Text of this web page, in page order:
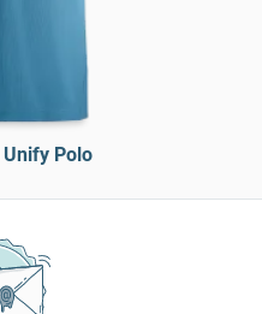
Unify Polo